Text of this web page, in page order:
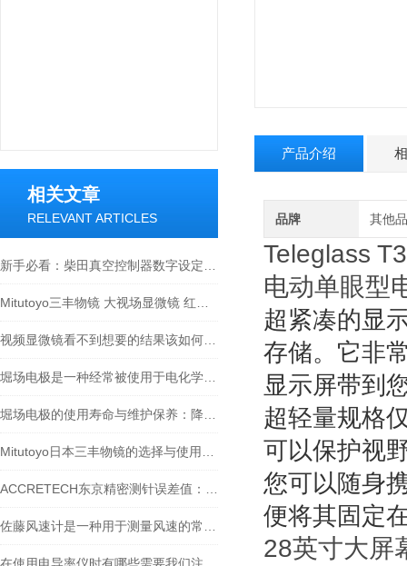
相关文章
RELEVANT ARTICLES
产品介绍
品牌 其他
Teleglass
电动单眼型
超紧凑的显
存储。它非
显示屏带到
超轻量规格
可以保护视
您可以随身
便将其固定
28英寸大屏